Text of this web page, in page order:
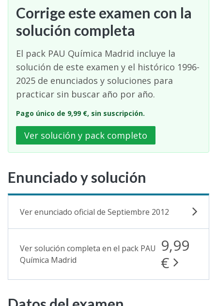
Corrige este examen con la
solución completa
El pack PAU Química Madrid incluye la
solución de este examen y el histórico 1996-
2025 de enunciados y soluciones para
practicar sin buscar año por año.
Pago único de 9,99 €, sin suscripción.
Ver solución y pack completo
Enunciado y solución
Ver enunciado oficial de Septiembre 2012
Ver solución completa en el pack PAU
Química Madrid
9,99
€